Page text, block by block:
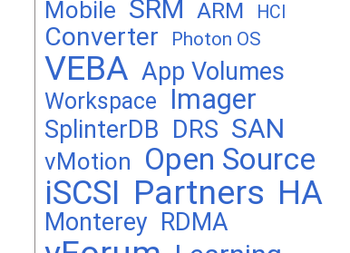
Mobile SRM ARM HCI
Converter Photon OS
VEBA App Volumes
Workspace Imager
SplinterDB DRS SAN
vMotion Open Source
iSCSI Partners HA
Monterey RDMA